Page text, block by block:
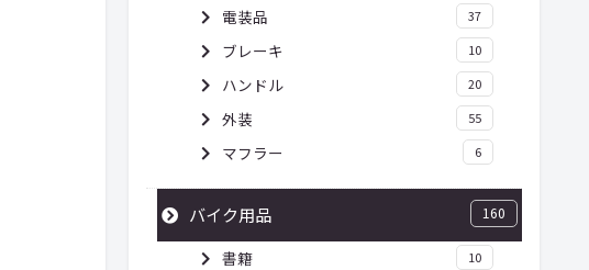
電装品 37
ブレーキ 10
ハンドル 20
外装 55
マフラー 6
バイク用品 160
書籍 10